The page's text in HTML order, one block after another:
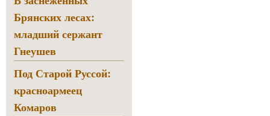
Брянских лесах:
младший сержант
Гнеушев
Под Старой Руссой:
красноармеец
Комаров